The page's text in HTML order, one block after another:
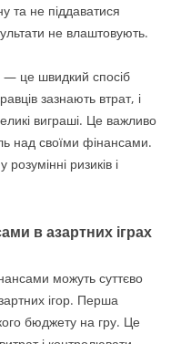
та не піддаватися
не влаштовують.
— це швидкий спосіб
зазнають втрат, і
виграші. Це важливо
над своїми фінансами.
ризиків і
в азартних іграх
можуть суттєво
ігор. Перша
бюджету на гру. Це